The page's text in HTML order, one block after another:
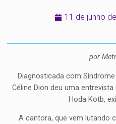
11 de junho
por
Diagnosticada com
Céline Dion deu uma
Hoda Kotb,
A cantora, que vem lutando